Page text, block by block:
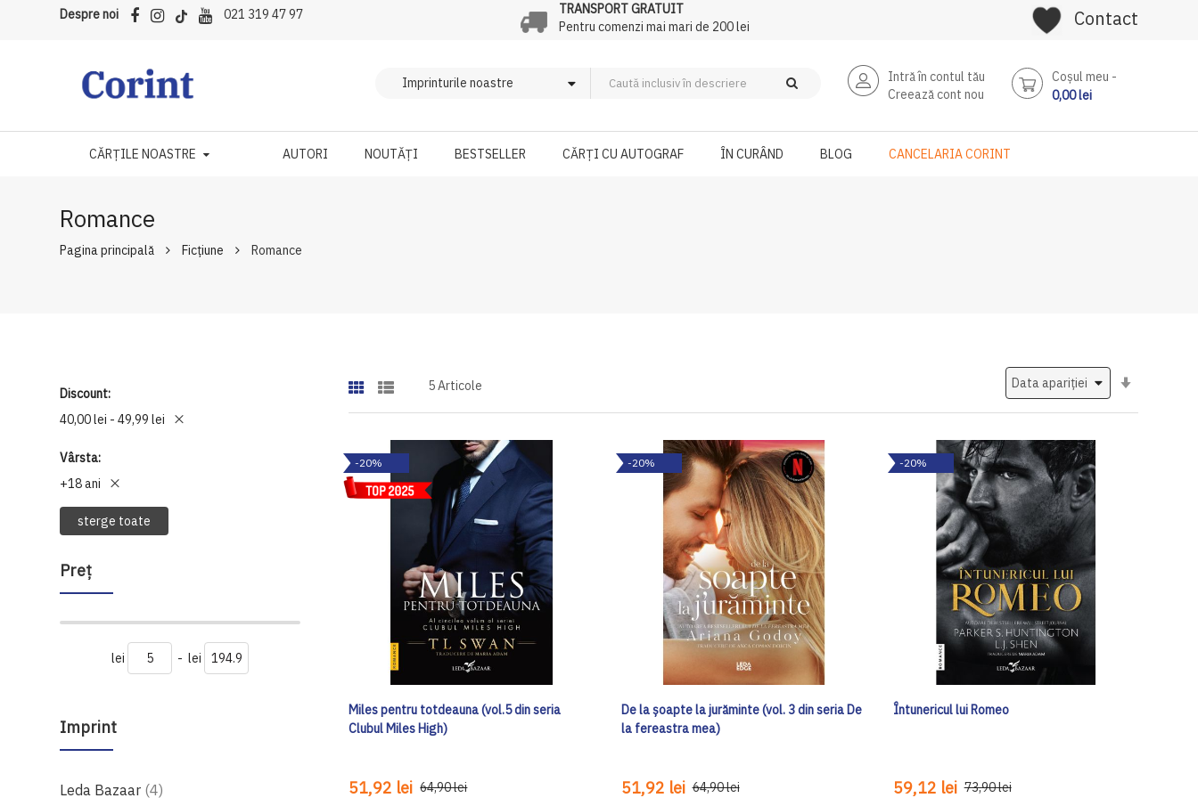
Despre noi 021 319 47 97
TRANSPORT GRATUIT
Pentru comenzi mai mari de 200 lei
Contact
Intră în contul tău
Creează cont nou
Coşul meu
0,00 lei
CĂRȚILE NOASTRE AUTORI NOUTĂȚI BESTSELLER CĂRȚI CU AUTOGRAF ÎN CURÂND BLOG CANCELARIA CORINT
Romance
Pagina principală Ficțiune Romance
Discount
40,00 lei - 49,99 lei
Vârsta
+18 ani
sterge toate
Preţ
lei - lei
Imprint
Leda Bazaar 4produse
5Articole
-20%
Miles pentru totdeauna (vol.5 din seria
Clubul Miles High)
51,92 lei 64,90 lei
-20%
De la șoapte la jurăminte (vol. 3 din seria De
la fereastra mea)
51,92 lei 64,90 lei
-20%
Întunericul lui Romeo
59,12 lei 73,90 lei